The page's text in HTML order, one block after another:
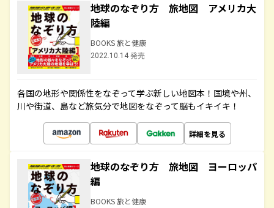
地球のなぞり方 旅地図 アメリカ大
陸編
BOOKS 旅と健康
2022.10.14 発売
各国の地形や関係性をなぞって学ぶ新しい地図本！国境や州、
川や街道、島など旅気分で地図をなぞって脳もイキイキ！
詳細を見る
地球のなぞり方 旅地図 ヨーロッパ
編
BOOKS 旅と健康